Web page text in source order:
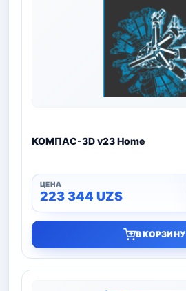
КОМПАС-3D v23 Home
223 344 UZS
В КОРЗИНУ